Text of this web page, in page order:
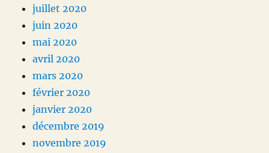
juillet 2020
juin 2020
mai 2020
avril 2020
mars 2020
février 2020
janvier 2020
décembre 2019
novembre 2019